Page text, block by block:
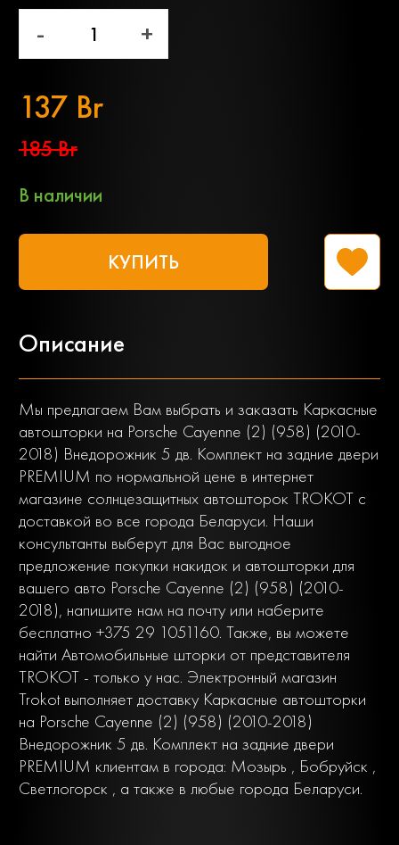
- +
137 Br
185 Br
В наличии
КУПИТЬ
Описание
Мы предлагаем Вам выбрать и заказать Каркасные
автошторки на Porsche Cayenne (2) (958) (2010-
2018) Внедорожник 5 дв. Комплект на задние двери
PREMIUM по нормальной цене в интернет
магазине солнцезащитных автошторок TROKOT с
доставкой во все города Беларуси. Наши
консультанты выберут для Вас выгодное
предложение покупки накидок и автошторки для
вашего авто Porsche Cayenne (2) (958) (2010-
2018), напишите нам на почту или наберите
бесплатно +375 29 1051160. Также, вы можете
найти Автомобильные шторки от представителя
TROKOT - только у нас. Электронный магазин
Trokot выполняет доставку Каркасные автошторки
на Porsche Cayenne (2) (958) (2010-2018)
Внедорожник 5 дв. Комплект на задние двери
PREMIUM клиентам в города: Мозырь , Бобруйск ,
Светлогорск , а также в любые города Беларуси.